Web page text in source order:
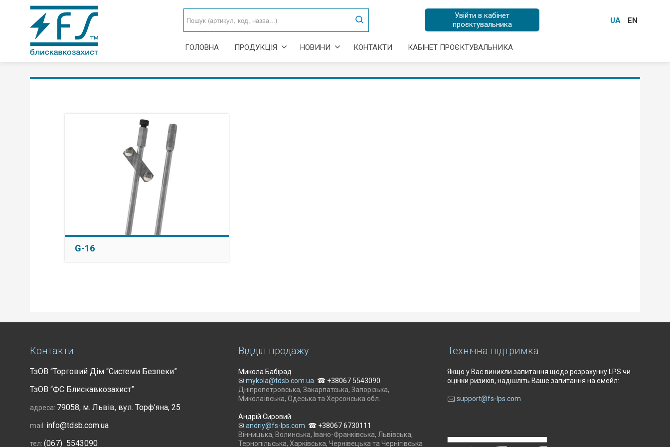
Увійти в кабінет
проєктувальника
UA EN
ГОЛОВНА ПРОДУКЦІЯ НОВИНИ КОНТАКТИ КАБІНЕТ ПРОЄКТУВАЛЬНИКА
G-16
Контакти
ТзОВ “Торговий Дім “Системи Безпеки”
ТзОВ “ФС Блискавкозахист”
адреса: 79058, м. Львів, вул. Торф’яна, 25
mail: info@tdsb.com.ua
тел: (067) 5543090
Відділ продажу
Микола Бабірад
✉mykola@tdsb.com.ua ☎ +38067 5543090
Дніпропетровська, Закарпатська, Запорізька,
Миколаївська, Одеська та Херсонська обл.
Андрій Сировий
✉andriy@fs-lps.com ☎ +38067 6730111
Вінницька, Волинська, Івано-Франківська, Львівська,
Тернопільська, Харківська, Чернівецька та Чернігівська
Технічна підтримка
Якщо у Вас виникли запитання щодо розрахунку LPS чи
оцінки ризиків, надішліть Ваше запитання на емейл:
🖂 support@fs-lps.com